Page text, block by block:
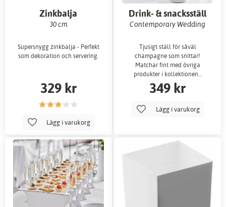
Zinkbalja
30 cm
Supersnygg zinkbalja - Perfekt
som dekoration och servering.
329 kr
Lägg i varukorg
Drink- & snacksställ
Contemporary Wedding
Tjusigt ställ för såväl
champagne som snittar!
Matchar fint med övriga
produkter i kollektionen…
349 kr
Lägg i varukorg